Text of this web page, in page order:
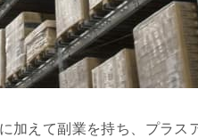
加えて副業を持ち、プラス